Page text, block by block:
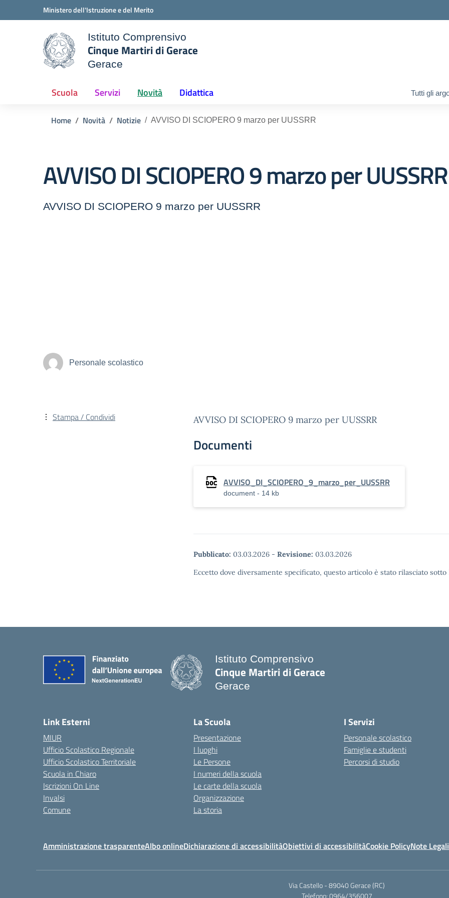
Vai ai contenuti
Vai al menu di navigazioneMinistero dell'Istruzione e del Merito
della scuola
Istituto Comprensivo
Cinque Martiri di Gerace
Gerace
Scuola Servizi Novità Didattica Tutti gli
Home Novità Notizie AVVISO DI SCIOPERO 9 marzo per UUSSRR
AVVISO DI SCIOPERO 9 marzo per UUSSRR
AVVISO DI SCIOPERO 9 marzo per UUSSRR
Personale scolastico
AVVISO DI SCIOPERO 9 marzo per UUSSRR
Documenti
AVVISO_DI_SCIOPERO_9_marzo_per_UUSSRR
document - 14 kb
Pubblicato: 03.03.2026 - Revisione: 03.03.2026
Eccetto dove diversamente specificato, questo articolo è stato rilasciato
Stampa / Condividi
Istituto Comprensivo
Cinque Martiri di Gerace
Gerace
Link Esterni
MIUR
Ufficio Scolastico Regionale
Ufficio Scolastico Territoriale
Scuola in Chiaro
Iscrizioni On Line
Invalsi
Comune
La Scuola
Presentazione
I luoghi
Le Persone
I numeri della scuola
Le carte della scuola
Organizzazione
La storia
I Servizi
Personale scolastico
Famiglie e studenti
Percorsi di studio
Amministrazione trasparenteAlbo onlineDichiarazione di accessibilitàObiettivi di accessibilitàCookie PolicyNote Legali
Via Castello - 89040 Gerace (RC)
Telefono: 0964/356007